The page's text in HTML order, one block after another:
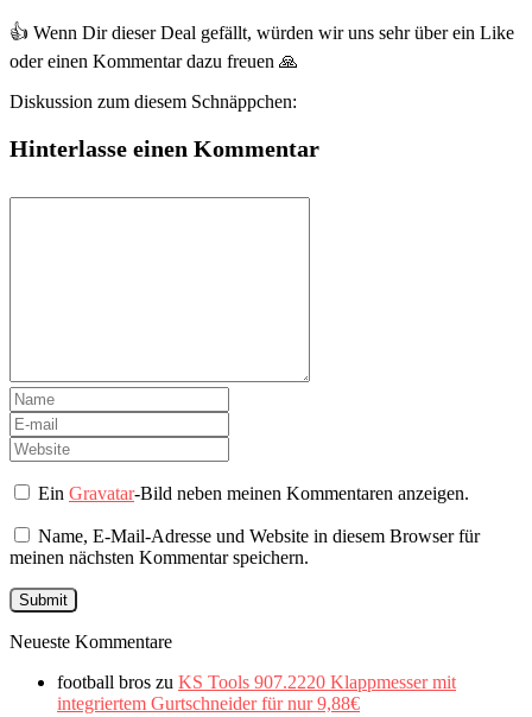
👍 Wenn Dir dieser Deal gefällt, würden wir uns sehr über ein Like
oder einen Kommentar dazu freuen 🙏
Diskussion zum diesem Schnäppchen:
Hinterlasse einen Kommentar
EinGravatar-Bild neben meinen Kommentaren anzeigen.
Name, E-Mail-Adresse und Website in diesem Browser für
meinen nächsten Kommentar speichern.
Neueste Kommentare
football bros zu KS Tools 907.2220 Klappmesser mit
integriertem Gurtschneider für nur 9,88€